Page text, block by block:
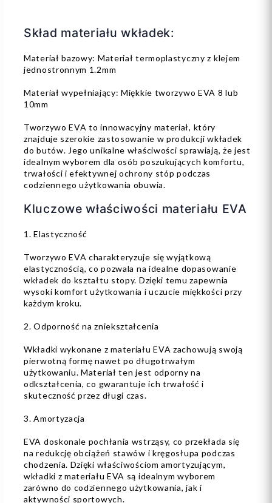
Skład materiału wkładek:
Materiał bazowy: Materiał termoplastyczny z klejem
jednostronnym 1.2mm
Materiał wypełniający: Miękkie tworzywo EVA 8 lub
10mm
Tworzywo EVA to innowacyjny materiał, który
znajduje szerokie zastosowanie w produkcji wkładek
do butów. Jego unikalne właściwości sprawiają, że jest
idealnym wyborem dla osób poszukujących komfortu,
trwałości i efektywnej ochrony stóp podczas
codziennego użytkowania obuwia.
Kluczowe właściwości materiału EVA
1. Elastyczność
Tworzywo EVA charakteryzuje się wyjątkową
elastycznością, co pozwala na idealne dopasowanie
wkładek do kształtu stopy. Dzięki temu zapewnia
wysoki komfort użytkowania i uczucie miękkości przy
każdym kroku.
2. Odporność na zniekształcenia
Wkładki wykonane z materiału EVA zachowują swoją
pierwotną formę nawet po długotrwałym
użytkowaniu. Materiał ten jest odporny na
odkształcenia, co gwarantuje ich trwałość i
skuteczność przez długi czas.
3. Amortyzacja
EVA doskonale pochłania wstrząsy, co przekłada się
na redukcję obciążeń stawów i kręgosłupa podczas
chodzenia. Dzięki właściwościom amortyzującym,
wkładki z materiału EVA są idealnym wyborem
zarówno do codziennego użytkowania, jak i
aktywności sportowych.